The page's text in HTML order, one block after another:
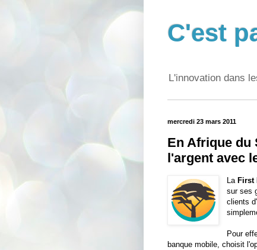
C'est
L'innovation dans
mercredi 23 mars 2011
En Afrique du
l'argent avec
La First
sur ses
clients
Pour
banque mobile, choisit